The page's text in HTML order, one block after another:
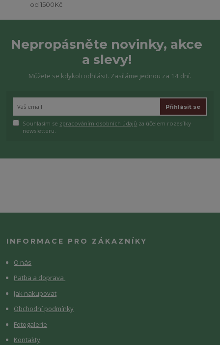
od 1500Kč
Nepropásněte novinky, akce
a slevy!
Můžete se kdykoli odhlásit. Zasíláme jednou za 14 dní.
Přihlásit se
Souhlasím se zpracováním osobních údajů za účelem rozesílky
newsletteru.
INFORMACE PRO ZÁKAZNÍKY
O nás
Patba a doprava
Jak nakupovat
Obchodní podmínky
Fotogalerie
Kontakty